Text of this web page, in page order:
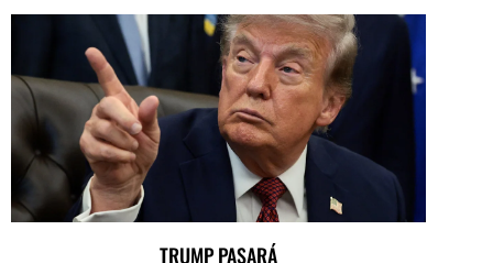
TRUMP PASARÁ